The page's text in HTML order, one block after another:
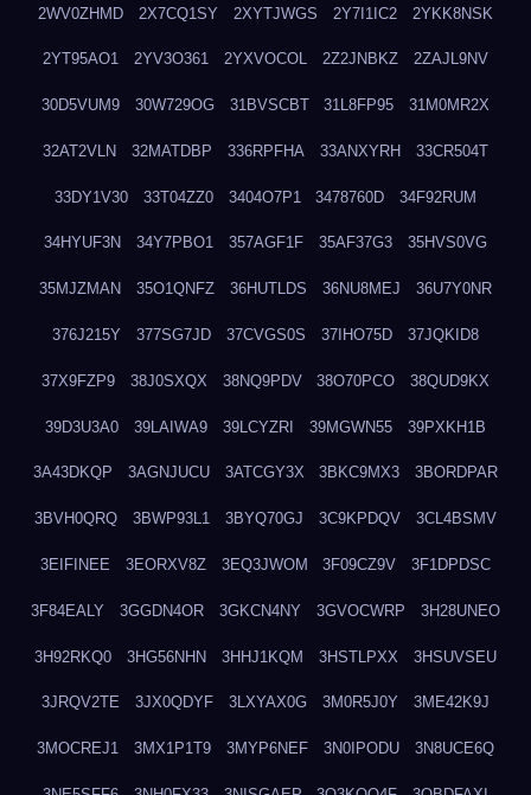
2WV0ZHMD 2X7CQ1SY 2XYTJWGS 2Y7I1IC2 2YKK8NSK
2YT95AO1 2YV3O361 2YXVOCOL 2Z2JNBKZ 2ZAJL9NV
30D5VUM9 30W729OG 31BVSCBT 31L8FP95 31M0MR2X
32AT2VLN 32MATDBP 336RPFHA 33ANXYRH 33CR504T
33DY1V30 33T04ZZ0 3404O7P1 3478760D 34F92RUM
34HYUF3N 34Y7PBO1 357AGF1F 35AF37G3 35HVS0VG
35MJZMAN 35O1QNFZ 36HUTLDS 36NU8MEJ 36U7Y0NR
376J215Y 377SG7JD 37CVGS0S 37IHO75D 37JQKID8
37X9FZP9 38J0SXQX 38NQ9PDV 38O70PCO 38QUD9KX
39D3U3A0 39LAIWA9 39LCYZRI 39MGWN55 39PXKH1B
3A43DKQP 3AGNJUCU 3ATCGY3X 3BKC9MX3 3BORDPAR
3BVH0QRQ 3BWP93L1 3BYQ70GJ 3C9KPDQV 3CL4BSMV
3EIFINEE 3EORXV8Z 3EQ3JWOM 3F09CZ9V 3F1DPDSC
3F84EALY 3GGDN4OR 3GKCN4NY 3GVOCWRP 3H28UNEO
3H92RKQ0 3HG56NHN 3HHJ1KQM 3HSTLPXX 3HSUVSEU
3JRQV2TE 3JX0QDYF 3LXYAX0G 3M0R5J0Y 3ME42K9J
3MOCREJ1 3MX1P1T9 3MYP6NEF 3N0IPODU 3N8UCE6Q